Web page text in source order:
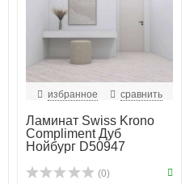
избранное сравнить
Ламинат Swiss Krono
Compliment Дуб
Нойбург D50947
(0)